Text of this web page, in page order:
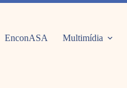
EnconASA Multimídia